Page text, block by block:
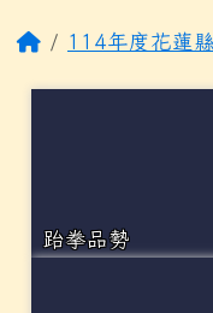
回首頁114年度花蓮
跆拳品勢